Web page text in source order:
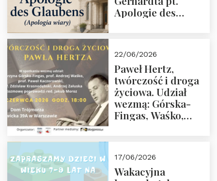
Apologie des
02.07.2026 r. godz.
18:00.
22/06/2026
Paweł Hertz,
twórczość i droga
życiowa. Udział
wezmą: Górska-
Fingas, Waśko,
czerwca 2026 r.
godz. 18:00 w Domu
17/06/2026
Wakacyjna